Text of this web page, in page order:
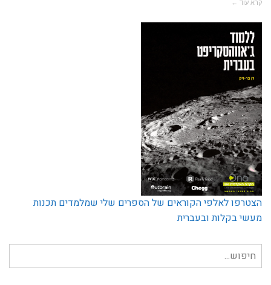
הצטרפו לאלפי הקוראים של הספרים שלי שמלמדים תכנות
מעשי בקלות ובעברית
חיפוש
עבור: